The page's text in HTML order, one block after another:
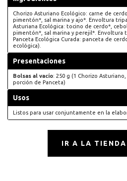
Chorizo Asturiano Ecológico: carne de
pimentón*, sal marina y ajo*. Envoltura
Asturiana Ecológica: tocino de cerdo*,
pimentón*, sal marina y perejil*. Envoltura
Panceta Ecológica Curada: panceta de
ecológica).
Presentaciones
Bolsas al vacío: 250 g (1 Chorizo
porción de Panceta)
Usos
Listos para usar conjuntamente en la
IR A LA